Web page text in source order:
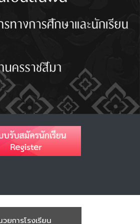
ยการโรงเรียน